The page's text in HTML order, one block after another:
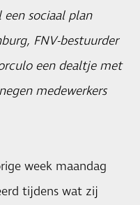
sociaal plan
FNV-bestuurder
een dealtje met
medewerkers
week maandag
tijdens wat zij